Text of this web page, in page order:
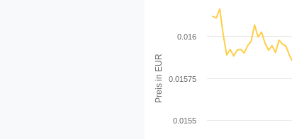
Preis in EUR
0.0155
0.01575
0.016